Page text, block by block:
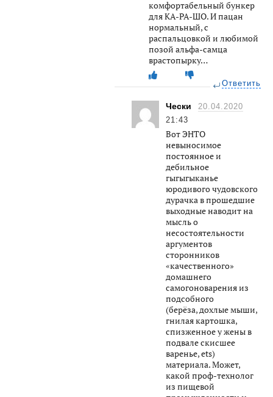
комфортабельный бункер
для КА-РА-ШО. И пацан
нормальный, с
распальцовкой и любимой
позой альфа-самца
врастопырку…
Ответить
Чески
20.04.2020
21:43
Вот ЭНТО
невыносимое
постоянное и
дебильное
гыгыгыканье
юродивого чудовского
дурачка в прошедшие
выходные наводит на
мысль о
несостоятельности
аргументов
сторонников
«качественного»
домашнего
самогоноварения из
подсобного
(берёза, дохлые мыши,
гнилая картошка,
спизженное у жены в
подвале скисшее
варенье, ets)
материала. Может,
какой проф-технолог
из пищевой